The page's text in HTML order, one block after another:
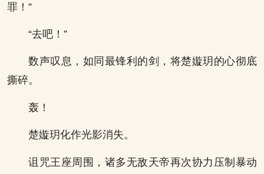
罪！”
“去吧！”
数声叹息，如同最锋利的剑，将楚嫙玥的心彻底
撕碎。
轰！
楚嫙玥化作光影消失。
诅咒王座周围，诸多无敌天帝再次协力压制暴动